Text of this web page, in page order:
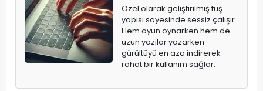
Özel olarak geliştirilmiş tuş
yapısı sayesinde sessiz çalışır.
Hem oyun oynarken hem de
uzun yazılar yazarken
gürültüyü en aza indirerek
rahat bir kullanım sağlar.